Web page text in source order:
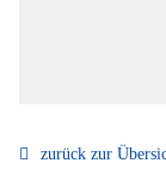
zurück zur